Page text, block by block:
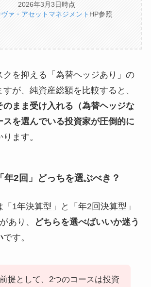
2026年3月3日時点
ァ・アセットマネジメント HP参照
クを抑える「為替ヘッジあり」の
が、純資産総額を比較すると、
のまま受け入れる（為替ヘッジな
スを選んでいる投資家が圧倒的に
ます。
年2回」どっちを選ぶべき？
1年決算型」と「年2回決算型」
あり、
どちらを選べばいいか迷う
です。
提として、2つのコースは投資